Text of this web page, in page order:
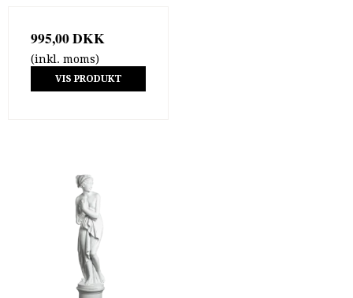
995,00 DKK
(inkl. moms)
VIS PRODUKT